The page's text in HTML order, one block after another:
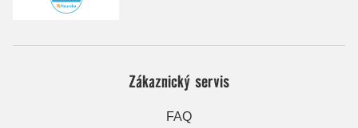
Zákaznický servis
FAQ